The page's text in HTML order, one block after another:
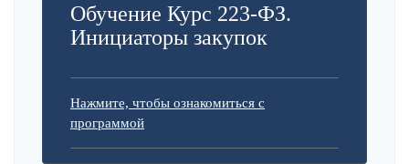
Обучение Курс 223-ФЗ.
Инициаторы закупок
Нажмите, чтобы ознакомиться с
программой